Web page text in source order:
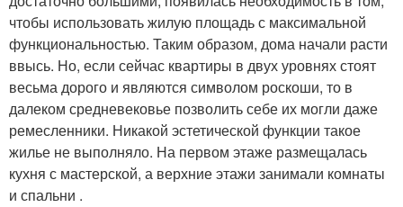
чтобы использовать жилую площадь с максимальной
функциональностью. Таким образом, дома начали расти
ввысь. Но, если сейчас квартиры в двух уровнях стоят
весьма дорого и являются символом роскоши, то в
далеком средневековье позволить себе их могли даже
ремесленники. Никакой эстетической функции такое
жилье не выполняло. На первом этаже размещалась
кухня с мастерской, а верхние этажи занимали комнаты
и спальни .